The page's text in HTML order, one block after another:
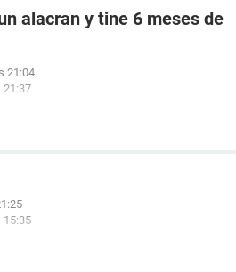
alacran y tine 6 meses de
21:04
21:37
15:35